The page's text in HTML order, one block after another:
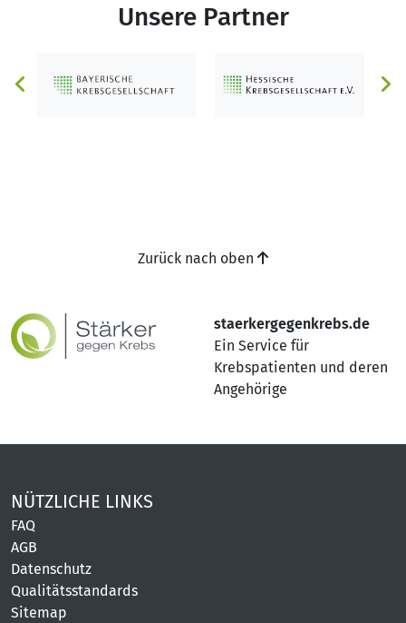
Unsere Partner
staerkergegenkrebs.de
Ein Service für
Krebspatienten und deren
Angehörige
Zurück nach oben
NÜTZLICHE LINKS
FAQ
AGB
Datenschutz
Qualitätsstandards
Sitemap